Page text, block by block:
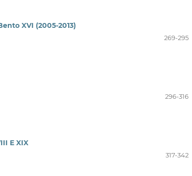
XVI (2005-2013)
269-295
296-316
E XIX
317-342